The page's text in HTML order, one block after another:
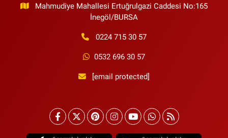
Mahmudiye Mahallesi Ertuğrulgazi Caddesi No:165
İnegöl/BURSA
0224 715 30 57
0532 696 30 57
[email protected]